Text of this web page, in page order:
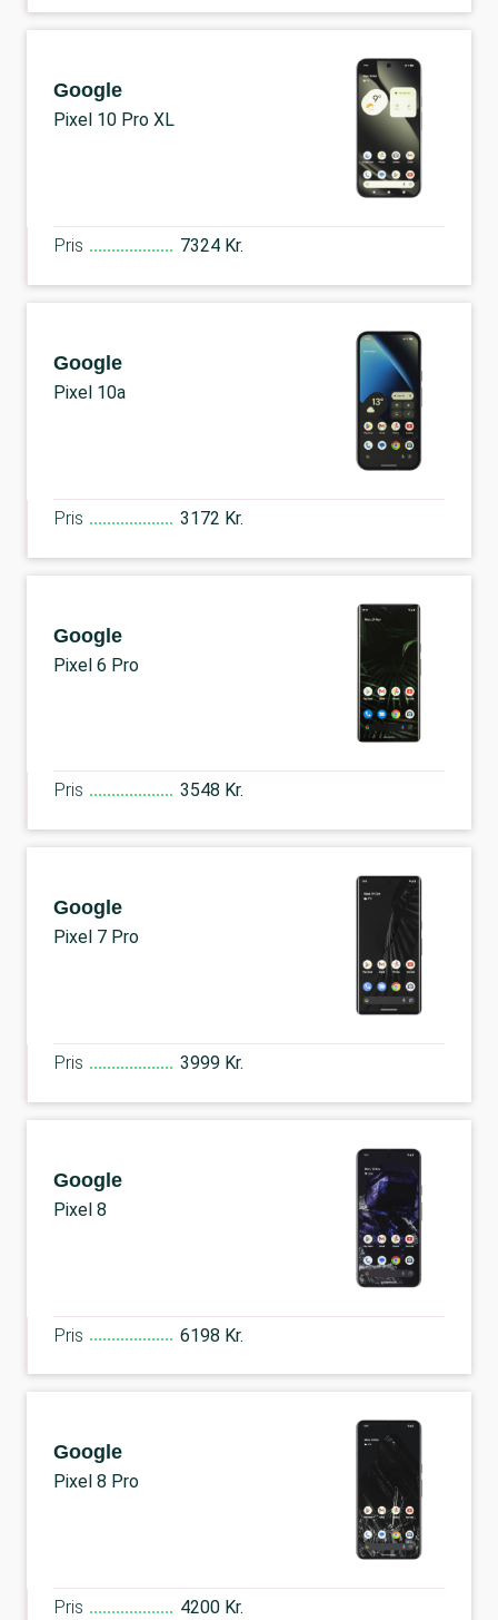
Google
Pixel 10 Pro XL
Pris 7324 Kr.
Google
Pixel 10a
Pris 3172 Kr.
Google
Pixel 6 Pro
Pris 3548 Kr.
Google
Pixel 7 Pro
Pris 3999 Kr.
Google
Pixel 8
Pris 6198 Kr.
Google
Pixel 8 Pro
Pris 4200 Kr.